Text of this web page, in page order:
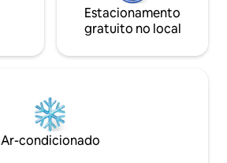
Estacionamento
gratuito no local
Ar-condicionado